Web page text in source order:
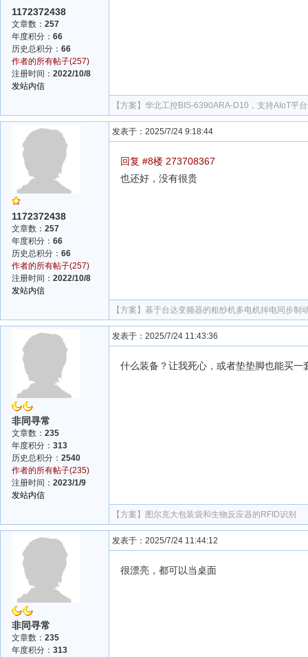
1172372438
文章数： 257
年度积分： 66
历史总积分： 66
作者的所有帖子(257)
注册时间： 2022/10/8
发站内信
【方案】 华北工控BIS-6390ARA-D10，支持AIoT平
1172372438
文章数： 257
年度积分： 66
历史总积分： 66
作者的所有帖子(257)
注册时间： 2022/10/8
发站内信
发表于：2025/7/24 9:18:44
回复 #8楼 273708367
也还好，没有很贵
【方案】 基于台达变频器的粗纱机多电机掉电同步制
非同寻常
文章数： 235
年度积分： 313
历史总积分： 2540
作者的所有帖子(235)
注册时间： 2023/1/9
发站内信
发表于：2025/7/24 11:43:36
什么装备？让我死心，或者垫垫脚也能买一
【方案】 图尔克大包装袋和生物反应器的RFID识别
非同寻常
文章数： 235
年度积分： 313
发表于：2025/7/24 11:44:12
很漂亮，都可以当桌面